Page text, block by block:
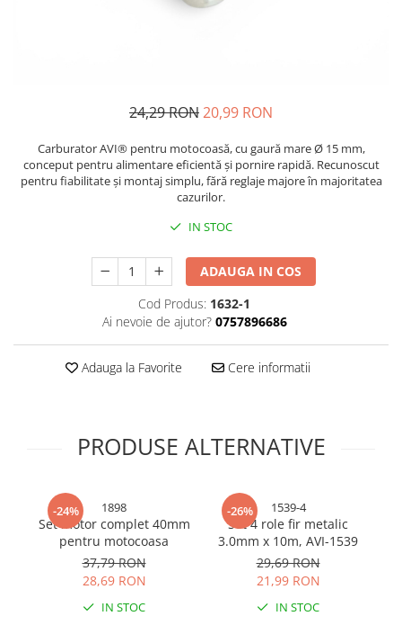
Cantare electronice comerciale
Curatenie generala
Bureti si lavete
Decoratiuni casa & sarbatori
Accesorii decorative
Iluminat & Electrice
Accesorii prelungitoare
Aplice fatada
Aplice si plafoniere
Cabluri electrice si conductori
Cabluri si adaptoare
Intrerupatoare
24,29 RON20,99 RON
Carburator AVI® pentru motocoasă, cu gaură mare Ø 15 mm,
conceput pentru alimentare eficientă și pornire rapidă. Recunoscut
pentru fiabilitate și montaj simplu, fără reglaje majore în majoritatea
cazurilor.
IN STOC
ADAUGA IN COS
Cod Produs: 1632-1
Ai nevoie de ajutor? 0757896686
Adauga la Favorite Cere informatii
PRODUSE ALTERNATIVE
-24% 1898
Set motor complet 40mm
pentru motocoasa
37,79 RON
28,69 RON
IN STOC
-26% 1539-4
Set 4 role fir metalic
3.0mm x 10m, AVI-1539
29,69 RON
21,99 RON
IN STOC